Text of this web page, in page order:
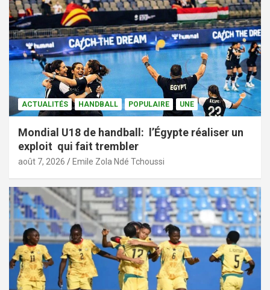
ACTUALITÉS HANDBALL POPULAIRE UNE
Mondial U18 de handball: l’Égypte réaliser un
exploit qui fait trembler
août 7, 2026 Emile Zola Ndé Tchoussi